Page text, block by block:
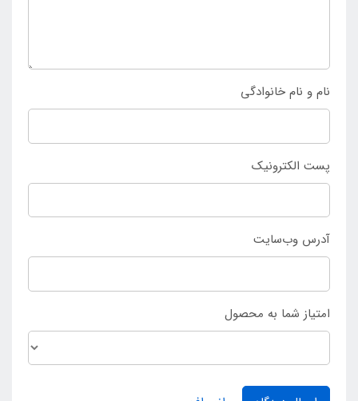
ایرانمراجعه نمایید.
نام و نام خانوادگی
پست الکترونیک
آدرس وب‌سایت
امتیاز شما به محصول